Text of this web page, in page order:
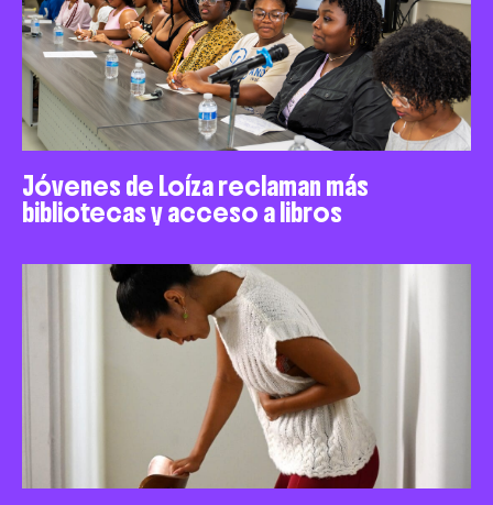
Jóvenes de Loíza reclaman más
bibliotecas y acceso a libros